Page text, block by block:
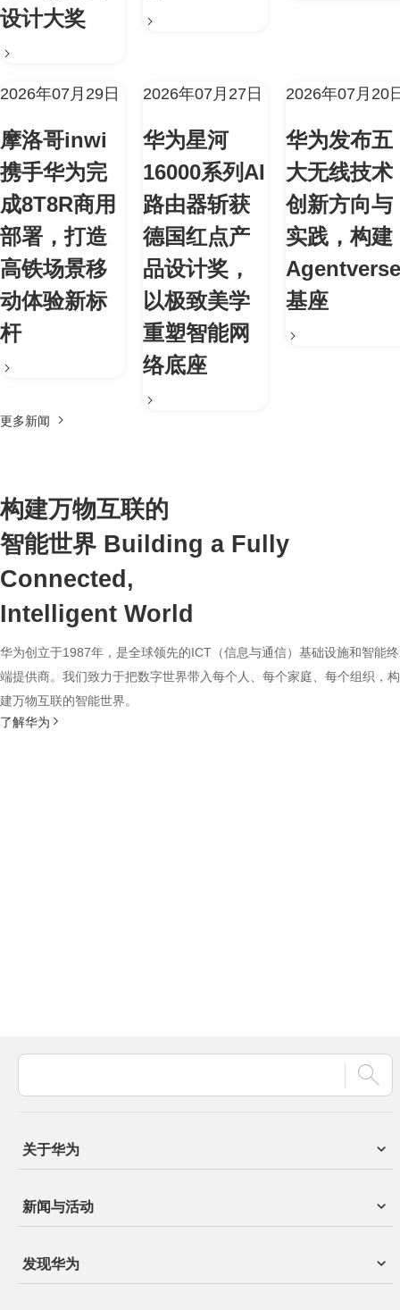
设计大奖
2026年07月29日
摩洛哥inwi
携手华为完
成8T8R商用
部署，打造
高铁场景移
动体验新标
杆
2026年07月27日
华为星河
16000系列AI
路由器斩获
德国红点产
品设计奖，
以极致美学
重塑智能网
络底座
2026年07月20
华为发布五
大无线技术
创新方向与
实践，构建
Agentverse
基座
更多新闻
构建万物互联的
智能世界 Building a Fully
Connected,
Intelligent World
华为创立于1987年，是全球领先的ICT（信息与通信）基础设施和智能终
端提供商。我们致力于把数字世界带入每个人、每个家庭、每个组织，构
建万物互联的智能世界。
了解华为
关于华为
新闻与活动
发现华为